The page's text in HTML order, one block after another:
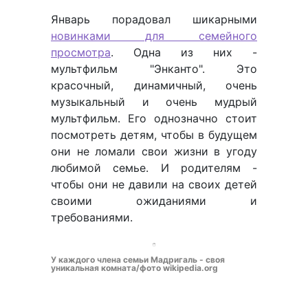
Январь порадовал шикарными
новинками для семейного
просмотра. Одна из них -
мультфильм "Энканто". Это
красочный, динамичный, очень
музыкальный и очень мудрый
мультфильм. Его однозначно стоит
посмотреть детям, чтобы в будущем
они не ломали свои жизни в угоду
любимой семье. И родителям -
чтобы они не давили на своих детей
своими ожиданиями и
требованиями.
У каждого члена семьи Мадригаль - своя
уникальная комната/фото wikipedia.org